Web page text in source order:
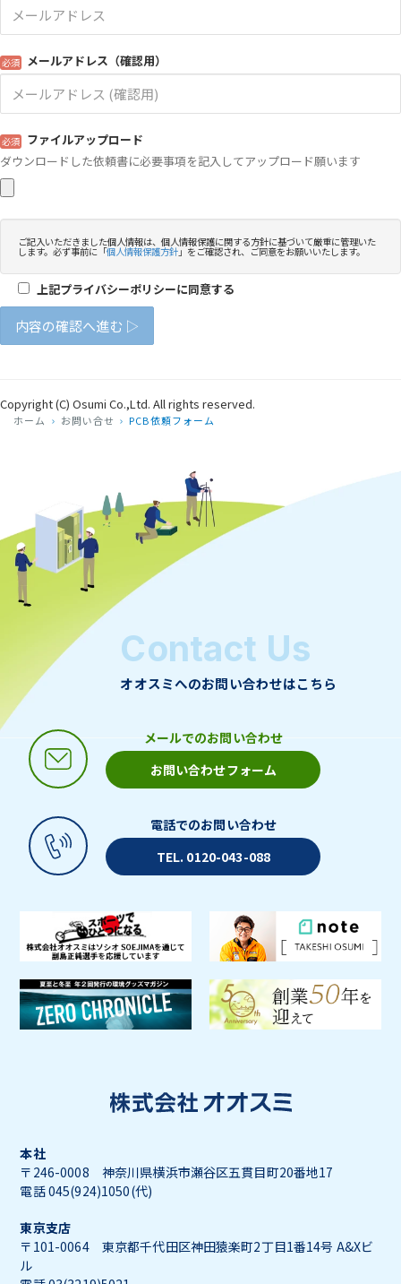
ホーム お問い合せ PCB依頼フォーム
Contact Us
オオスミへのお問い合わせはこちら
メールでのお問い合わせ
お問い合わせフォーム
電話でのお問い合わせ
TEL. 0120-043-088
本社
〒246-0008 神奈川県横浜市瀬谷区五貫目町20番地17
電話 045(924)1050(代)
東京支店
〒101-0064 東京都千代田区神田猿楽町2丁目1番14号 A&Xビ
ル